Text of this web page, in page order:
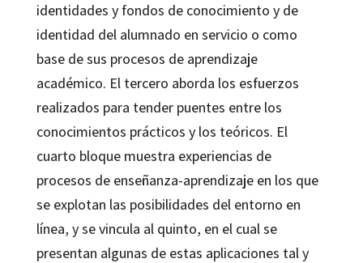
identidades y fondos de conocimiento y de
identidad del alumnado en servicio o como
base de sus procesos de aprendizaje
académico. El tercero aborda los esfuerzos
realizados para tender puentes entre los
conocimientos prácticos y los teóricos. El
cuarto bloque muestra experiencias de
procesos de enseñanza-aprendizaje en los que
se explotan las posibilidades del entorno en
línea, y se vincula al quinto, en el cual se
presentan algunas de estas aplicaciones tal y